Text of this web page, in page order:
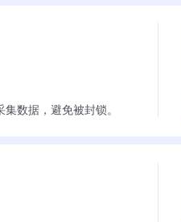
数据，避免被封锁。